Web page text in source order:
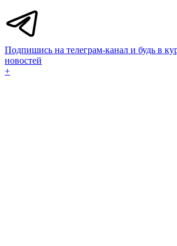
Подпишись на телеграм-канал и будь в
новостей
+